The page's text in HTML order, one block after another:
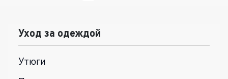
Уход за одеждой
Утюги